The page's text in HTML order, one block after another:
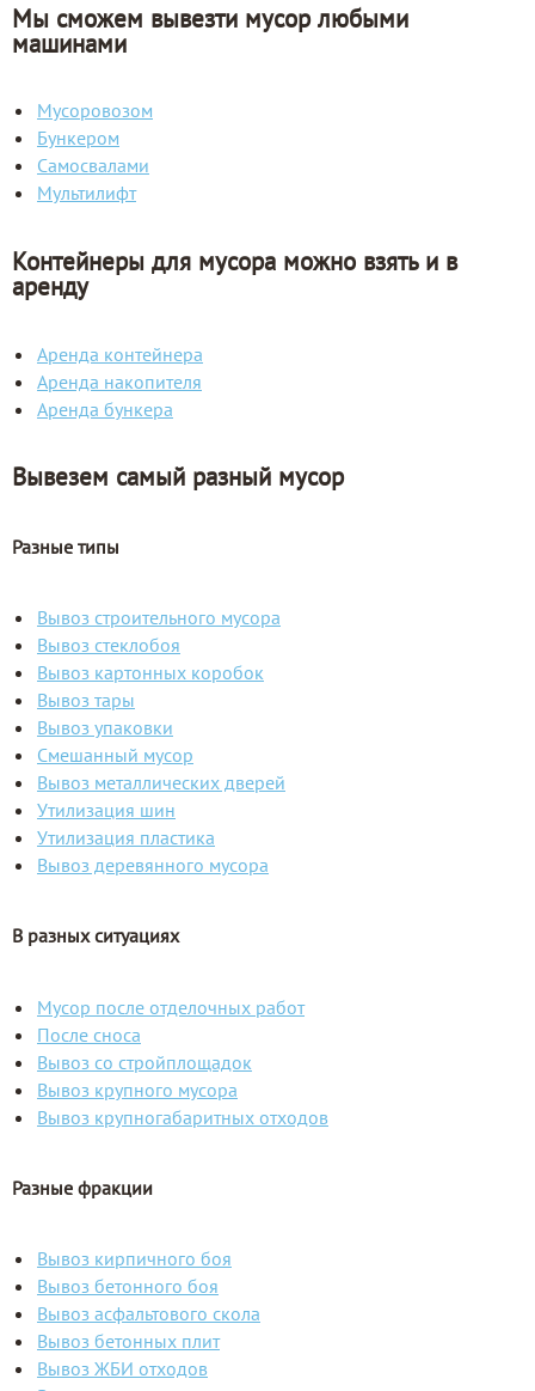
Мы сможем вывезти мусор любыми
машинами
Мусоровозом
Бункером
Самосвалами
Мультилифт
Контейнеры для мусора можно взять и в
аренду
Аренда контейнера
Аренда накопителя
Аренда бункера
Вывезем самый разный мусор
Разные типы
Вывоз строительного мусора
Вывоз стеклобоя
Вывоз картонных коробок
Вывоз тары
Вывоз упаковки
Смешанный мусор
Вывоз металлических дверей
Утилизация шин
Утилизация пластика
Вывоз деревянного мусора
В разных ситуациях
Мусор после отделочных работ
После сноса
Вывоз со стройплощадок
Вывоз крупного мусора
Вывоз крупногабаритных отходов
Разные фракции
Вывоз кирпичного боя
Вывоз бетонного боя
Вывоз асфальтового скола
Вывоз бетонных плит
Вывоз ЖБИ отходов